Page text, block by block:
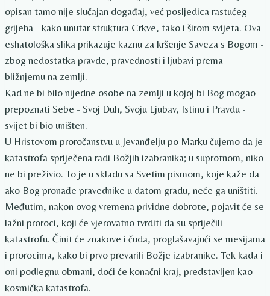
opisan tamo nije slučajan događaj, već posljedica rastućeg
grijeha - kako unutar struktura Crkve, tako i širom svijeta. Ova
eshatološka slika prikazuje kaznu za kršenje Saveza s Bogom -
zbog nedostatka pravde, pravednosti i ljubavi prema
bližnjemu na zemlji.
Kad ne bi bilo nijedne osobe na zemlji u kojoj bi Bog mogao
prepoznati Sebe - Svoj Duh, Svoju Ljubav, Istinu i Pravdu -
svijet bi bio uništen.
U Hristovom proročanstvu u Jevanđelju po Marku čujemo da je
katastrofa spriječena radi Božjih izabranika; u suprotnom, niko
ne bi preživio. To je u skladu sa Svetim pismom, koje kaže da
ako Bog pronađe pravednike u datom gradu, neće ga uništiti.
Međutim, nakon ovog vremena prividne dobrote, pojavit će se
lažni proroci, koji će vjerovatno tvrditi da su spriječili
katastrofu. Činit će znakove i čuda, proglašavajući se mesijama
i prorocima, kako bi prvo prevarili Božje izabranike. Tek kada i
oni podlegnu obmani, doći će konačni kraj, predstavljen kao
kosmička katastrofa.